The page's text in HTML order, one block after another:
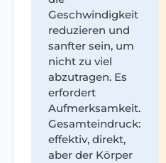
Geschwindigkeit
reduzieren und
sanfter sein, um
nicht zu viel
abzutragen. Es
erfordert
Aufmerksamkeit.
Gesamteindruck:
effektiv, direkt,
aber der Körper